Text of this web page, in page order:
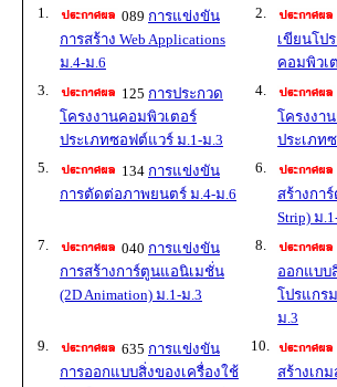
1. 089 การแข่งขัน
การสร้าง Web Applications
ม.4-ม.6
2.
เขียนโป
คอมพิวเ
3.
125 การประกวด
โครงงานคอมพิวเตอร์
ประเภทซอฟต์แวร์ ม.1-ม.3
4.
โครงงา
ประเภท
5.
134 การแข่งขัน
การตัดต่อภาพยนตร์ ม.4-ม.6
6.
สร้างกา
Strip) ม
7.
040 การแข่งขัน
การสร้างการ์ตูนแอนิเมชั่น
(2D Animation) ม.1-ม.3
8.
ออกแบบ
โปรแกร
ม.3
9.
635 การแข่งขัน
การออกแบบสิ่งของเครื่องใช้
10.
สร้างเก